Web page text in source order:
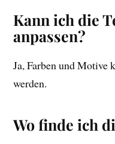
Kann ich die
anpassen?
Ja, Farben und Motive
werden.
Wo finde ich